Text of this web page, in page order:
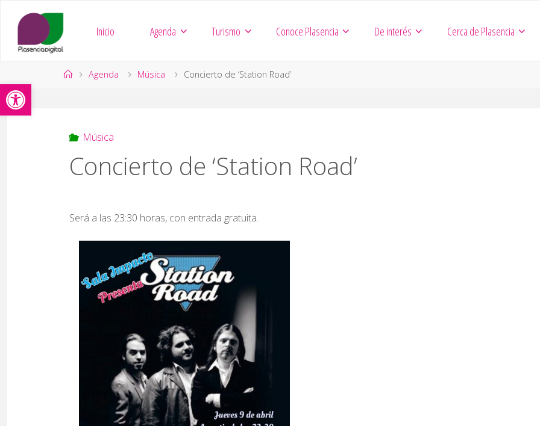
Abrir barra de herramientas
contenido
Inicio Agenda Turismo Conoce Plasencia De interés Cerca de Plasencia
PáginaAgenda Música Concierto de ‘Station Road’
Música
Concierto de ‘Station Road’
Será a las 23:30 horas, con entrada gratuita.